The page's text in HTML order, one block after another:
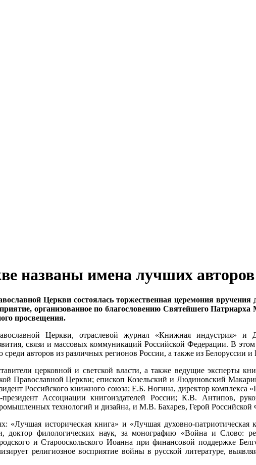
названы имена лучших авторов
Церкви состоялась торжественная церемония
организованное по благословению Святейшего
просвещения.
Церкви, отраслевой журнал «Книжная индустрия» и
связи и массовых коммуникаций Российской Федерации. В этом
авторов из различных регионов России, а также из Белоруссии
церковной и светской власти, а также ведущие эксперты
Православной Церкви; епископ Козельский и Людиновский
Российского книжного союза; Е.Б. Ногина, директор комплекса
Ассоциации книгоиздателей России; К.В. Антипов,
технологий и дизайна, и М.В. Бахарев, Герой Российской
историческая книга» и «Лучшая духовно-патриотическая
доктор филологических наук, за монографию «Война и Слово:
и Старооскольского Иоанна при финансовой поддержке
религиозное восприятие войны в русской литературе,